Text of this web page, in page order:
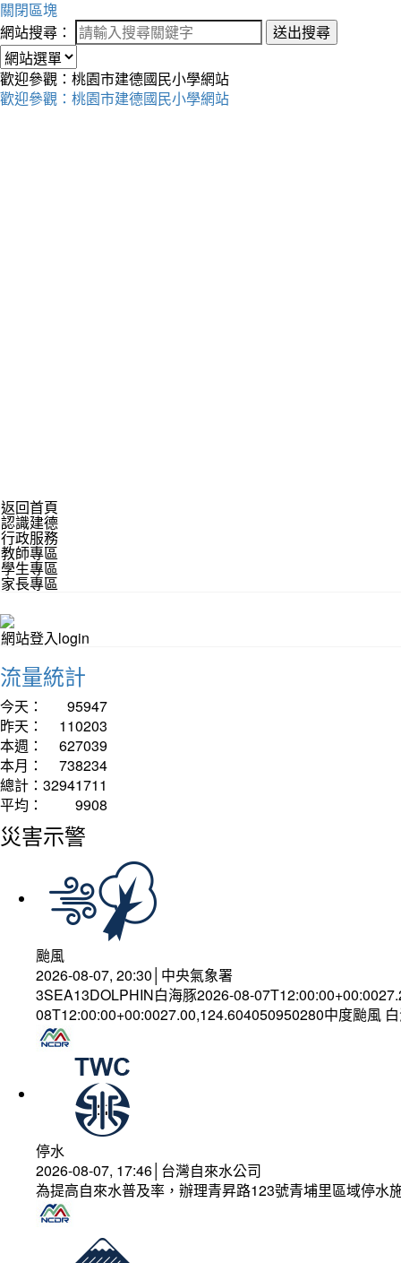
關閉區塊
網站搜尋：
送出搜尋
歡迎參觀：桃園市建德國民小學網站
歡迎參觀：桃園市建德國民小學網站
返回首頁
認識建德
行政服務
教師專區
學生專區
家長專區
網站登入login
流量統計
今天：
95947
昨天：
110203
本週：
627039
本月：
738234
總計： 32941711
平均：
9908
災害示警
颱風
2026-08-07, 20:30│中央氣象署
3SEA13DOLPHIN白海豚2026-08-
08T12:00:00+00:0027.00,124.604050950280中度颱風
停水
2026-08-07, 17:46│台灣自來水公司
為提高自來水普及率，辦理青昇路123號青埔里區域停水